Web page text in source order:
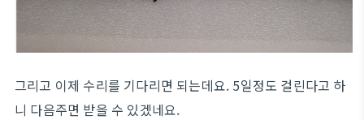
그리고 이제 수리를 기다리면 되는데요. 5일정도 걸린다고 하
니 다음주면 받을 수 있겠네요.